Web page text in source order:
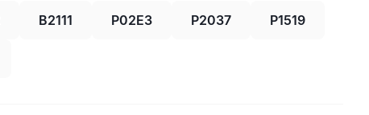
B2111 P02E3 P2037 P1519